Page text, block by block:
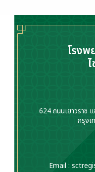
แพทย์ที่มีความ
เชี่ยวชาญโดยเฉพาะ
โรงพ
624 ถนนเยาวราช
กรุงเ
Email :